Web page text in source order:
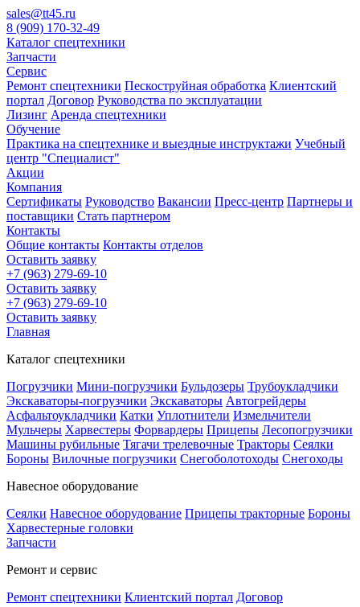
sales@tt45.ru
8 (909) 170-32-49
Каталог спецтехники
Запчасти
Сервис
Ремонт спецтехники Пескоструйная обработка Клиентский
портал Договор Руководства по эксплуатации
Лизинг Аренда спецтехники
Обучение
Практика на спецтехнике и выездные инструктажи Учебный
центр "Специалист"
Акции
Компания
Сертификаты Руководство Вакансии Пресс-центр Партнеры и
поставщики Стать партнером
Контакты
Общие контакты Контакты отделов
Оставить заявку
+7 (963) 279-69-10
Оставить заявку
+7 (963) 279-69-10
Оставить заявку
Главная
Каталог спецтехники
Погрузчики Мини-погрузчики Бульдозеры Трубоукладчики
Экскаваторы-погрузчики Экскаваторы Автогрейдеры
Асфальтоукладчики Катки Уплотнители Измельчители
Мульчеры Харвестеры Форвардеры Прицепы Лесопогрузчики
Машины рубильные Тягачи трелевочные Тракторы Сеялки
Бороны Вилочные погрузчики Снегоболотоходы Снегоходы
Навесное оборудование
Сеялки Навесное оборудование Прицепы тракторные Бороны
Харвестерные головки
Запчасти
Ремонт и сервис
Ремонт спецтехники Клиентский портал Договор